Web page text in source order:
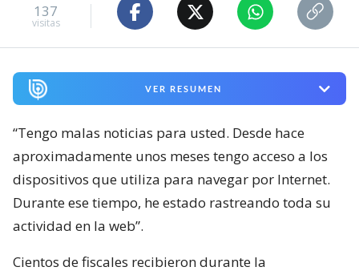
137
visitas
VER RESUMEN
“Tengo malas noticias para usted. Desde hace
aproximadamente unos meses tengo acceso a los
dispositivos que utiliza para navegar por Internet.
Durante ese tiempo, he estado rastreando toda su
actividad en la web”.
Cientos de fiscales recibieron durante la